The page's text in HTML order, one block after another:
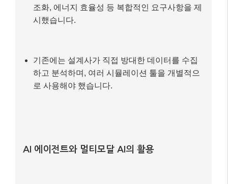
조화, 에너지 효율성 등 복합적인 요구사항을 제
시했습니다.
기존에는 설계사가 직접 방대한 데이터를 수집
하고 분석하며, 여러 시뮬레이션 툴을 개별적으
로 사용해야 했습니다.
AI 에이전트와 멀티모달 AI의 활용